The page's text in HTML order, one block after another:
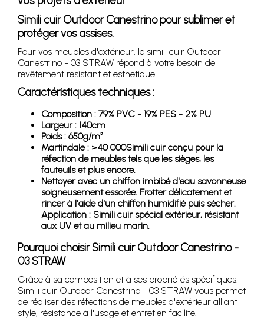
Simili cuir Outdoor Canestrino pour sublimer et
protéger vos assises.
Pour vos meubles d'extérieur, le simili cuir Outdoor
Canestrino - 03 STRAW répond à votre besoin de
revêtement résistant et esthétique.
Caractéristiques techniques :
Composition : 79% PVC - 19% PES - 2% PU
Largeur : 140cm
Poids : 650g/m²
Martindale : >40 000Simili cuir conçu pour la
réfection de meubles tels que les sièges, les
fauteuils et plus encore.
Nettoyer avec un chiffon imbibé d'eau savonneuse
soigneusement essorée. Frotter délicatement et
rincer à l'aide d'un chiffon humidifié puis sécher.
Application : Simili cuir spécial extérieur, résistant
aux UV et au milieu marin.
Pourquoi choisir Simili cuir Outdoor Canestrino -
03 STRAW
Grâce à sa composition et à ses propriétés spécifiques,
Simili cuir Outdoor Canestrino - 03 STRAW vous permet
de réaliser des réfections de meubles d'extérieur alliant
style, résistance à l'usage et entretien facilité.